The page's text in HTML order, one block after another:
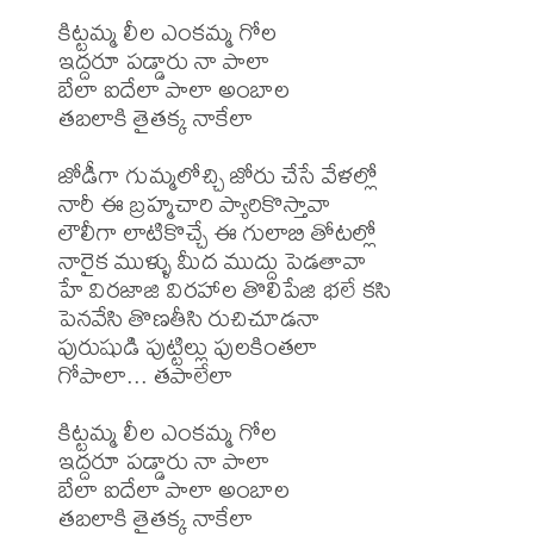
కిట్టమ్మ లీల ఎంకమ్మ గోల
ఇద్దరూ పడ్డారు నా పాలా
బేలా ఐదేలా పాలా అంబాల
తబలాకి తైతక్క నాకేలా
జోడీగా గుమ్మలోచ్చి జోరు చేసే వేళల్లో
నారీ ఈ బ్రహ్మచారి ప్యారికొస్తావా
లౌలీగా లాటికొచ్చే ఈ గులాబి తోటల్లో
నారైక ముళ్ళు మీద ముద్దు పెడతావా
హే విరజాజి విరహాల తొలిపేజి భలే కసి
పెనవేసి తొణతీసి రుచిచూడనా
పురుషుడి పుట్టిల్లు పులకింతలా
గోపాలా... తపాలేలా
కిట్టమ్మ లీల ఎంకమ్మ గోల
ఇద్దరూ పడ్డారు నా పాలా
బేలా ఐదేలా పాలా అంబాల
తబలాకి తైతక్క నాకేలా